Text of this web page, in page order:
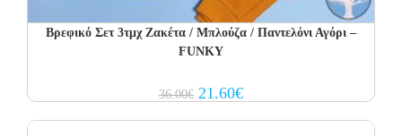
Βρεφικό Σετ 3τμχ Ζακέτα / Μπλούζα / Παντελόνι Αγόρι –
FUNKY
36.00€ Original
price
21.60€Current
price